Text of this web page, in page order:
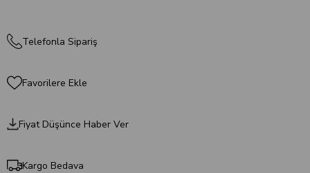
Telefonla Sipariş
Favorilere Ekle
Fiyat Düşünce Haber Ver
Kargo Bedava